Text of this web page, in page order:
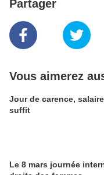
Partager
Vous aimerez
Jour de carence,
suffit
Le 8 mars journée